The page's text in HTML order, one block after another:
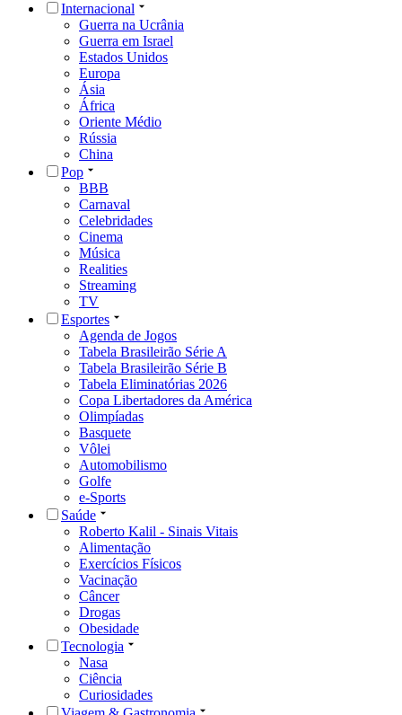
Internacional
Guerra na Ucrânia
Guerra em Israel
Estados Unidos
Europa
Ásia
África
Oriente Médio
Rússia
China
Pop
BBB
Carnaval
Celebridades
Cinema
Música
Realities
Streaming
TV
Esportes
Agenda de Jogos
Tabela Brasileirão Série A
Tabela Brasileirão Série B
Tabela Eliminatórias 2026
Copa Libertadores da América
Olimpíadas
Basquete
Vôlei
Automobilismo
Golfe
e-Sports
Saúde
Roberto Kalil - Sinais Vitais
Alimentação
Exercícios Físicos
Vacinação
Câncer
Drogas
Obesidade
Tecnologia
Nasa
Ciência
Curiosidades